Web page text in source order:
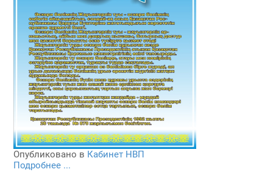
Опубликовано в Кабинет НВП
Подробнее ...